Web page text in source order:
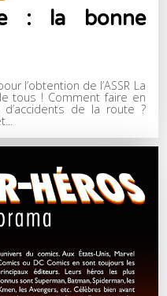
: la bonne
l’obtention de l’ASSR La
tous ! Comment faire en
de la route ?